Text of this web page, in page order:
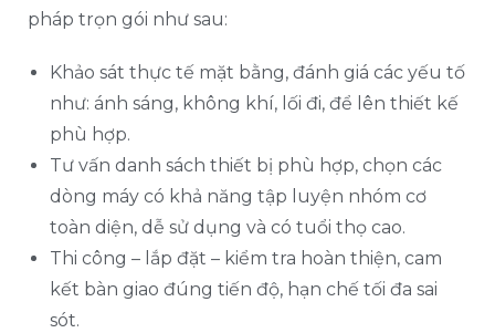
pháp trọn gói như sau:
Khảo sát thực tế mặt bằng, đánh giá các yếu tố
như: ánh sáng, không khí, lối đi, để lên thiết kế
phù hợp.
Tư vấn danh sách thiết bị phù hợp, chọn các
dòng máy có khả năng tập luyện nhóm cơ
toàn diện, dễ sử dụng và có tuổi thọ cao.
Thi công – lắp đặt – kiểm tra hoàn thiện, cam
kết bàn giao đúng tiến độ, hạn chế tối đa sai
sót.